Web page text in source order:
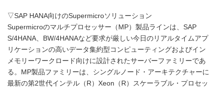
▽SAP HANA向けのSupermicroソリューション
Supermicroのマルチプロセッサー（MP）製品ラインは、SAP
S/4HANA、BW/4HANAなど要求が厳しい今日のリアルタイムアプ
リケーションの高いデータ集約型コンピューティングおよびイン
メモリーワークロード向けに設計されたサーバーファミリーであ
る。MP製品ファミリーは、シングルノード・アーキテクチャーに
最新の第2世代インテル（R）Xeon（R）スケーラブル・プロセッ